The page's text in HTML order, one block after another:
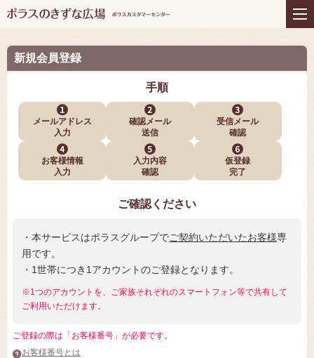
住まいの商品
ト
プレゼント＆コミュニテ
お知らせ イベント お問い合わせ
新規会員登録
手順
メールアドレス
入力
確認メール
送信
受信メール
確認
お客様情報
入力
入力内容
確認
仮登録
完了
ご確認ください
・本サービスはポラスグループでご契約いただいたお客様専
用です。
・1世帯につき1アカウントのご登録となります。
※1つのアカウントを、ご家族それぞれのスマートフォン等で共有して
ご利用いただけます。
ご登録の際は「お客様番号」が必要です。
お客様番号とは